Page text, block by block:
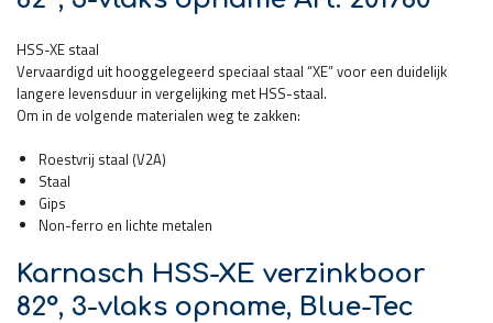
HSS-XE staal
Vervaardigd uit hooggelegeerd speciaal staal “XE” voor een duidelijk
langere levensduur in vergelijking met HSS-staal.
Om in de volgende materialen weg te zakken:
Roestvrij staal (V2A)
Staal
Gips
Non-ferro en lichte metalen
Karnasch HSS-XE verzinkboor
82°, 3-vlaks opname, Blue-Tec